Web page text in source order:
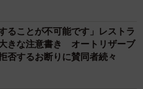
ることが不可能です」レストラ
きな注意書き オートリザーブ
否するお断りに賛同者続々